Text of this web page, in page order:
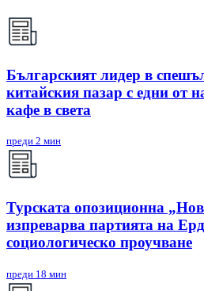
Българският лидер в
китайския пазар с едни от
кафе в света
преди 2 мин
Турската опозиционна
изпреварва партията на
социологическо проучване
преди 18 мин